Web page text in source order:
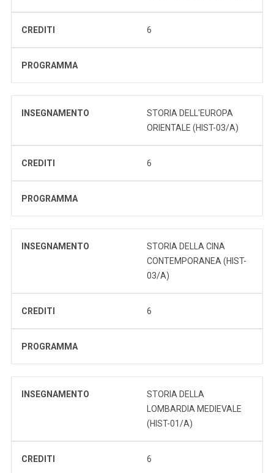
CREDITI 6
PROGRAMMA
INSEGNAMENTO
STORIA DELL'EUROPA
ORIENTALE (HIST-03/A)
CREDITI 6
PROGRAMMA
INSEGNAMENTO
STORIA DELLA CINA
CONTEMPORANEA (HIST-
03/A)
CREDITI 6
PROGRAMMA
INSEGNAMENTO
STORIA DELLA
LOMBARDIA MEDIEVALE
(HIST-01/A)
CREDITI 6